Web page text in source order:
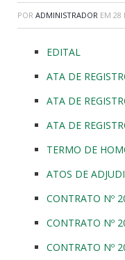
POR ADMINISTRADOR EM 28
EDITAL
ATA DE
ATA DE
ATA DE
TERMO DE
ATOS DE
CONTRATO Nº
CONTRATO Nº
CONTRATO Nº